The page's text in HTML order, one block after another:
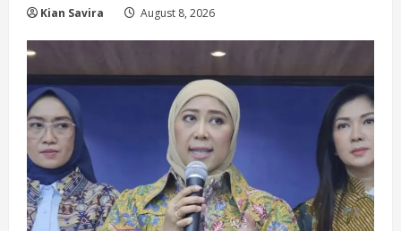
Kian Savira August 8, 2026